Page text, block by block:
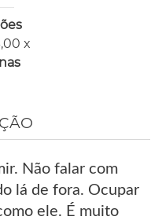
x
Não falar com
lá de fora. Ocupar
ele. É muito